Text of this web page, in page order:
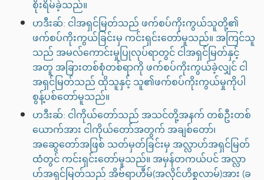
စိုးရိမ်ခဲ့သည်။
ဟဒီးဆ်: ငါအရှင်မြတ်သည် ဖက်စပ်ကိုးကွယ်သူတို့၏
ဖက်စပ်ကိုးကွယ်ခြင်းမှ ကင်းရှင်းတော်မူသည်။ အကြင်သူ
သည် အမလ်ကောင်းမှုပြုလုပ်ရာတွင် ငါအရှင်မြတ်နှင့်
အတူ အခြားတစ်စုံတစ်ရာကို ဖက်စပ်ကိုးကွယ်ခဲ့လျှင် ငါ
အရှင်မြတ်သည် ထိုသူနှင့် သူ၏ဖက်စပ်ကိုးကွယ်မှုကိုပါ
စွန့်ပစ်တော်မူသည်။
ဟဒီးဆ်: ငါကိုယ်တော်သည် အသင်တို့အနက် တစ်ဦးတစ်
ယောက်အား ငါကိုယ်တော်အတွက် အချစ်တော်၊
အဆွေတော်အဖြစ် သတ်မှတ်ခြင်းမှ အလ္လာဟ်အရှင်မြတ်
ထံတွင် ကင်းရှင်းတော်မူသည်။ အမှန်တကယ်ပင် အလ္လာ
ဟ်အရှင်မြတ်သည် အိဗ်ရာဟီမ်(အလိုင်ဟိစ္စလာမ်)အား (ခ